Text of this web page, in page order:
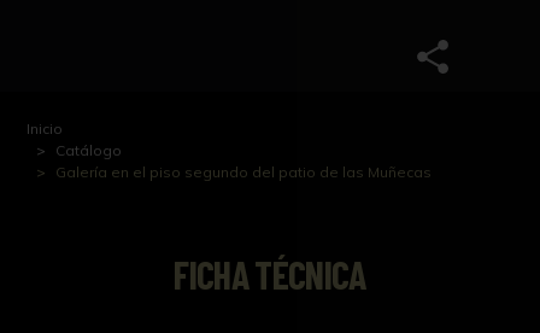
Inicio
Catálogo
Galería en el piso segundo del patio de las Muñecas
FICHA TÉCNICA